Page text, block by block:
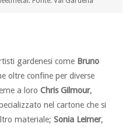
gardenesi come Bruno
oltre confine per diverse
a loroChris Gilmour,
nel cartone che si
materiale;Sonia Leimer,